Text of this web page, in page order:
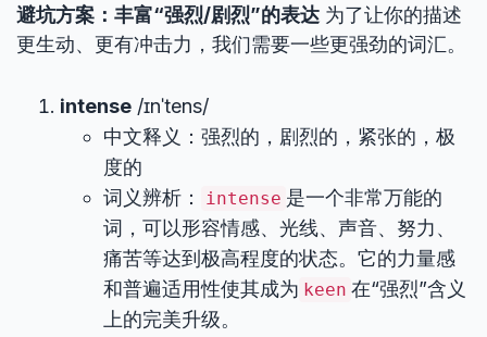
避坑方案：丰富“强烈/剧烈”的表达 为了让你的描述
更生动、更有冲击力，我们需要一些更强劲的词汇。
intense /ɪnˈtens/
中文释义：强烈的，剧烈的，紧张的，极
度的
词义辨析：
intense 是一个非常万能的
词，可以形容情感、光线、声音、努力、
痛苦等达到极高程度的状态。它的力量感
和普遍适用性使其成为 keen 在“强烈”含义
上的完美升级。